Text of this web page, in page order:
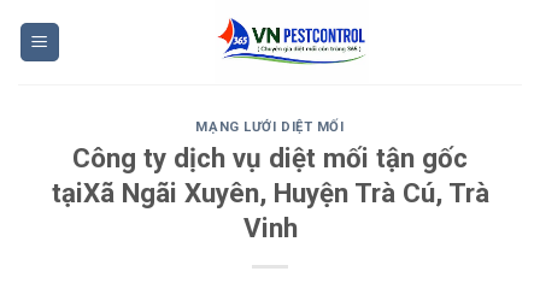
MẠNG LƯỚI DIỆT MỐI
Công ty dịch vụ diệt mối tận gốc
tạiXã Ngãi Xuyên, Huyện Trà Cú, Trà
Vinh